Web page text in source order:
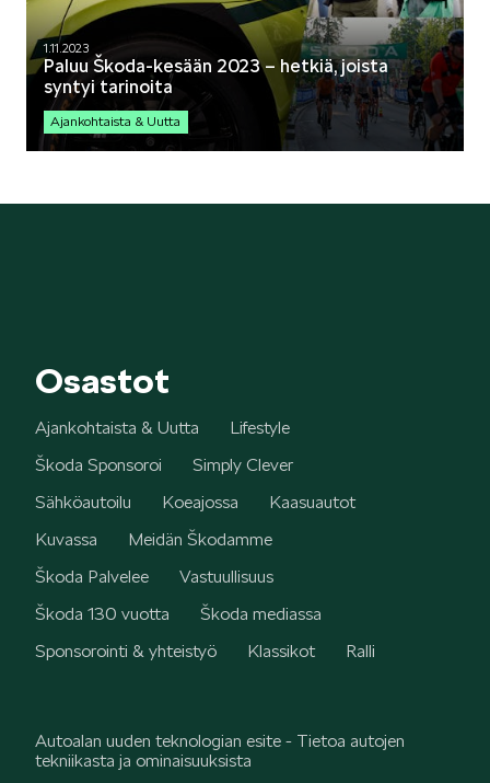
1.11.2023
Paluu Škoda-kesään 2023 – hetkiä, joista
syntyi tarinoita
Ajankohtaista & Uutta
Osastot
Ajankohtaista & Uutta
Lifestyle
Škoda Sponsoroi
Simply Clever
Sähköautoilu
Koeajossa
Kaasuautot
Kuvassa
Meidän Škodamme
Škoda Palvelee
Vastuullisuus
Škoda 130 vuotta
Škoda mediassa
Sponsorointi & yhteistyö
Klassikot Ralli
Autoalan uuden teknologian esite - Tietoa autojen
tekniikasta ja ominaisuuksista